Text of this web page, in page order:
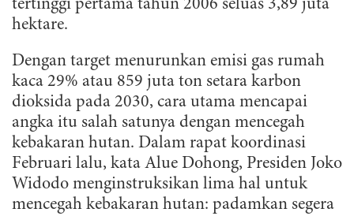
tertinggi pertama tahun 2006 seluas 3,89 juta
hektare.
Dengan target menurunkan emisi gas rumah
kaca 29% atau 859 juta ton setara karbon
dioksida pada 2030, cara utama mencapai
angka itu salah satunya dengan mencegah
kebakaran hutan. Dalam rapat koordinasi
Februari lalu, kata Alue Dohong, Presiden Joko
Widodo menginstruksikan lima hal untuk
mencegah kebakaran hutan: padamkan segera